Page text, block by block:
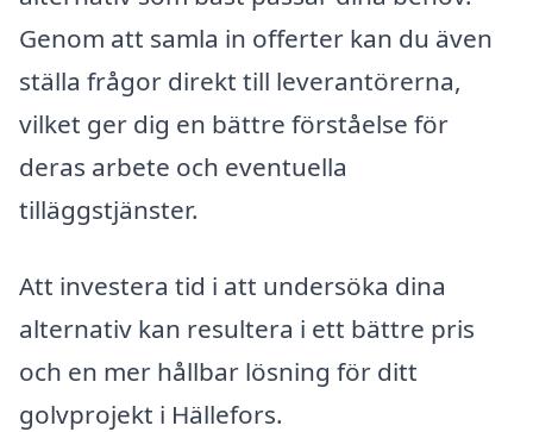
Genom att samla in offerter kan du även
ställa frågor direkt till leverantörerna,
vilket ger dig en bättre förståelse för
deras arbete och eventuella
tilläggstjänster.
Att investera tid i att undersöka dina
alternativ kan resultera i ett bättre pris
och en mer hållbar lösning för ditt
golvprojekt i Hällefors.